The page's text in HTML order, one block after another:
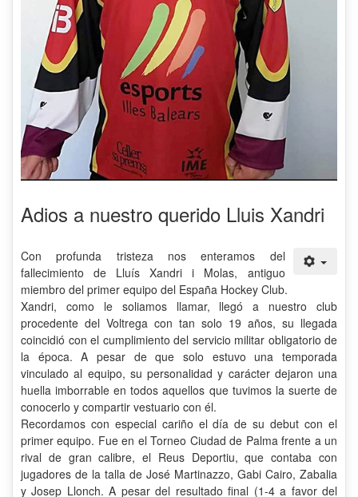
Adios a nuestro querido Lluis Xandri
Con profunda tristeza nos enteramos del
fallecimiento de Lluís Xandri i Molas, antiguo
miembro del primer equipo del España Hockey Club.
Xandri, como le soliamos llamar, llegó a nuestro club
procedente del Voltrega con tan solo 19 años, su llegada
coincidió con el cumplimiento del servicio militar obligatorio de
la época. A pesar de que solo estuvo una temporada
vinculado al equipo, su personalidad y carácter dejaron una
huella imborrable en todos aquellos que tuvimos la suerte de
conocerlo y compartir vestuario con él.
Recordamos con especial cariño el día de su debut con el
primer equipo. Fue en el Torneo Ciudad de Palma frente a un
rival de gran calibre, el Reus Deportiu, que contaba con
jugadores de la talla de José Martinazzo, Gabi Cairo, Zabalia
y Josep Llonch. A pesar del resultado final (1-4 a favor del